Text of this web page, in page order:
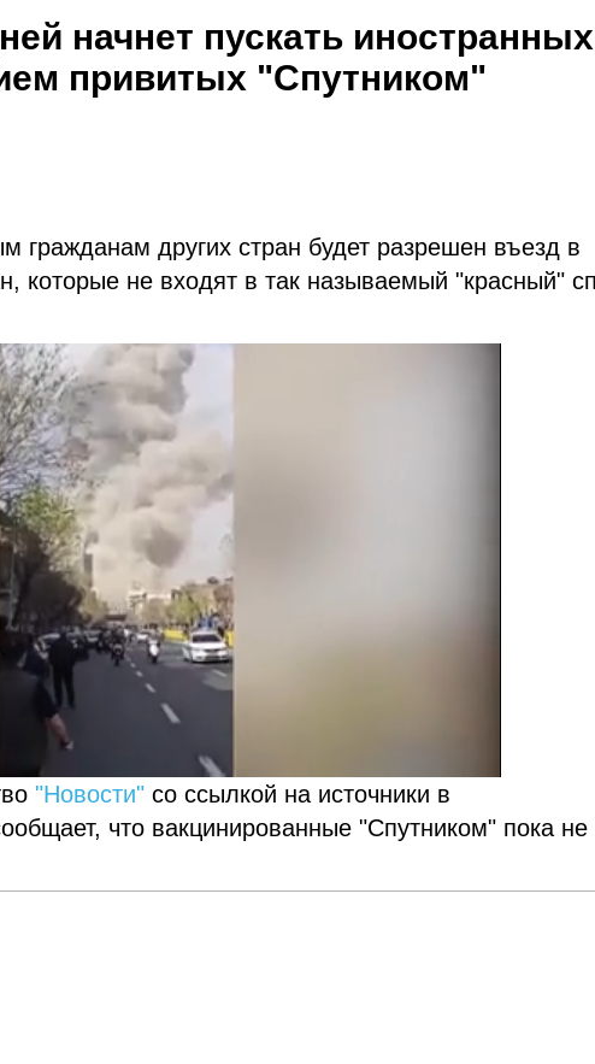
начнет пускать иностранных
привитых "Спутником"
гражданам других стран будет разрешен въезд в
которые не входят в так называемый "красный"
"Новости" со ссылкой на источники в
что вакцинированные "Спутником" пока не